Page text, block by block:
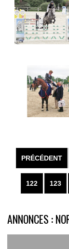
PRÉCÉDENT
122 123
ANNONCES :